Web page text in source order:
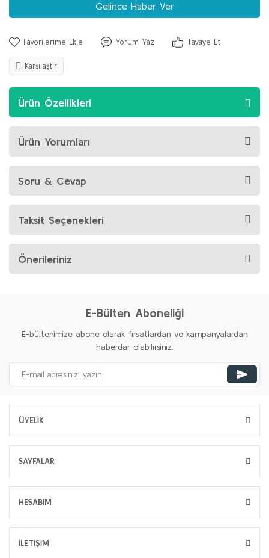
Gelince Haber Ver
Yorum Yaz Tavsiye Et
Karşılaştır
Ürün Özellikleri
Ürün Yorumları
Soru & Cevap
Taksit Seçenekleri
Önerileriniz
E-Bülten Aboneliği
E-bültenimize abone olarak fırsatlardan ve kampanyalardan
haberdar olabilirsiniz.
ÜYELİK
SAYFALAR
HESABIM
İLETİŞİM